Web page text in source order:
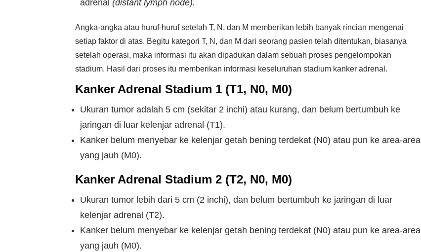
adrenal (distant lymph node).
Angka-angka atau huruf-huruf setelah T, N, dan M memberikan lebih banyak rincian mengenai
setiap faktor di atas. Begitu kategori T, N, dan M dari seorang pasien telah ditentukan, biasanya
setelah operasi, maka informasi itu akan dipadukan dalam sebuah proses pengelompokan
stadium. Hasil dari proses itu memberikan informasi keseluruhan stadium kanker adrenal.
Kanker Adrenal Stadium 1 (T1, N0, M0)
Ukuran tumor adalah 5 cm (sekitar 2 inchi) atau kurang, dan belum bertumbuh ke
jaringan di luar kelenjar adrenal (T1).
Kanker belum menyebar ke kelenjar getah bening terdekat (N0) atau pun ke area-area
yang jauh (M0).
Kanker Adrenal Stadium 2 (T2, N0, M0)
Ukuran tumor lebih dari 5 cm (2 inchi), dan belum bertumbuh ke jaringan di luar
kelenjar adrenal (T2).
Kanker belum menyebar ke kelenjar getah bening terdekat (N0) atau pun ke area-area
yang jauh (M0).